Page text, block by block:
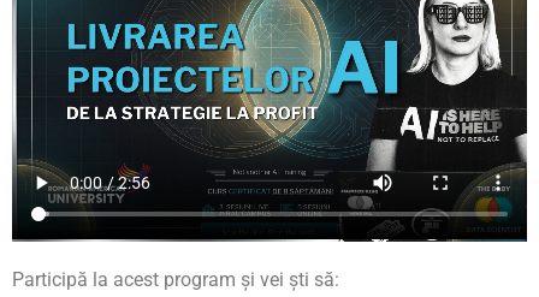
Participă la acest program și vei ști să: